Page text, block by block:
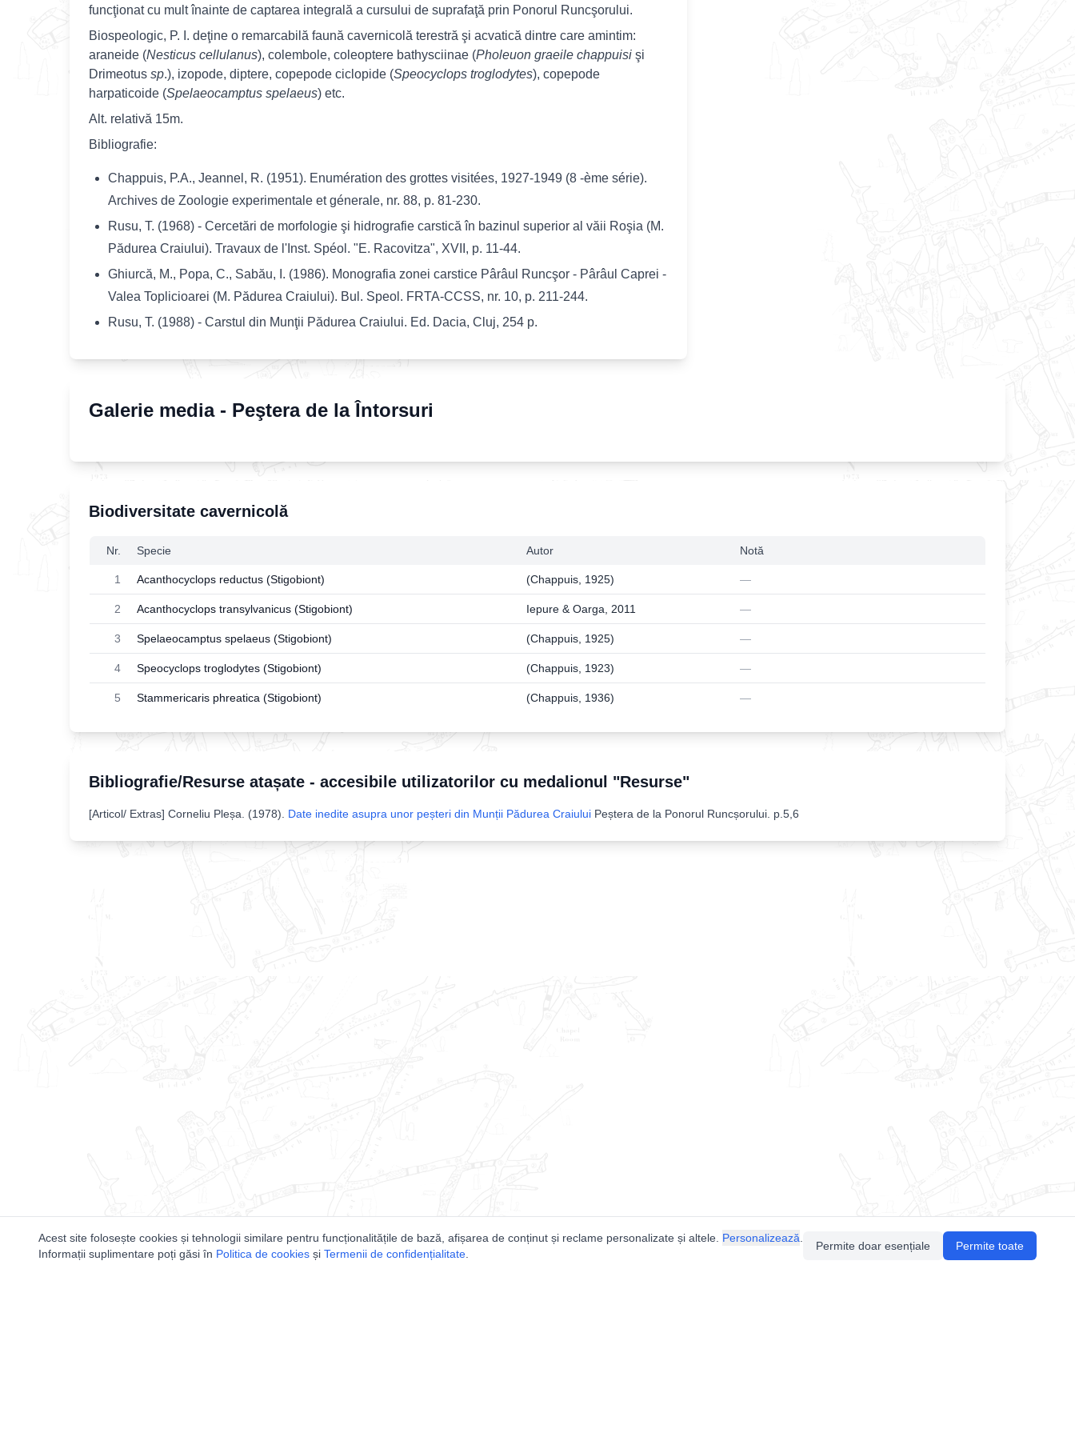
funcţionat cu mult înainte de captarea integrală a cursului de suprafaţă prin Ponorul Runcşorului.
Biospeologic, P. I. deţine o remarcabilă faună cavernicolă terestră şi acvatică dintre care amintim:
araneide (Nesticus cellulanus), colembole, coleoptere bathysciinae (Pholeuon graeile chappuisi şi
Drimeotus sp.), izopode, diptere, copepode ciclopide (Speocyclops troglodytes), copepode
harpaticoide (Spelaeocamptus spelaeus) etc.
Alt. relativă 15m.
Bibliografie:
Chappuis, P.A., Jeannel, R. (1951). Enumération des grottes visitées, 1927-1949 (8 -ème série).
Archives de Zoologie experimentale et génerale, nr. 88, p. 81-230.
Rusu, T. (1968) - Cercetări de morfologie şi hidrografie carstică în bazinul superior al văii Roşia (M.
Pădurea Craiului). Travaux de l'Inst. Spéol. "E. Racovitza", XVII, p. 11-44.
Ghiurcă, M., Popa, C., Sabău, I. (1986). Monografia zonei carstice Pârâul Runcşor - Pârâul Caprei -
Valea Toplicioarei (M. Pădurea Craiului). Bul. Speol. FRTA-CCSS, nr. 10, p. 211-244.
Rusu, T. (1988) - Carstul din Munţii Pădurea Craiului. Ed. Dacia, Cluj, 254 p.
Galerie media - Peştera de la Întorsuri
Biodiversitate cavernicolă
Nr. Specie Autor Notă
1 Acanthocyclops reductus (Stigobiont) (Chappuis, 1925) —
2 Acanthocyclops transylvanicus (Stigobiont) Iepure & Oarga, 2011 —
3 Spelaeocamptus spelaeus (Stigobiont) (Chappuis, 1925) —
4 Speocyclops troglodytes (Stigobiont) (Chappuis, 1923) —
5 Stammericaris phreatica (Stigobiont) (Chappuis, 1936) —
Bibliografie/Resurse atașate - accesibile utilizatorilor cu medalionul "Resurse"
[Articol/ Extras] Corneliu Pleșa . (1978). Date inedite asupra unor peșteri din Munții Pădurea Craiului Peștera de la Ponorul Runcșorului p.5,6
Acest site folosește cookies și tehnologii similare pentru funcționalitățile de bază, afișarea de conținut și reclame personalizate și altele. Personalizează
Informații suplimentare poți găsi în Politica de cookies și Termenii de confidențialitate
Permite doar esențiale Permite toate